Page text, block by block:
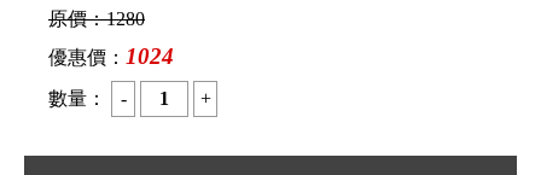
原價：1280
優惠價： 1024
數量：